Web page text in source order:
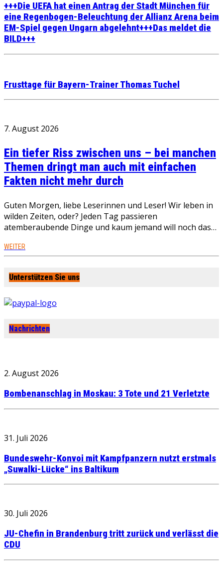
+++Die UEFA hat einen Antrag der Stadt München für
eine Regenbogen-Beleuchtung der Allianz Arena beim
EM-Spiel gegen Ungarn abgelehnt+++Das meldet die
BILD+++
Frusttage für Bayern-Trainer Thomas Tuchel
7. August 2026
Ein tiefer Riss zwischen uns – bei manchen
Themen dringt man auch mit einfachen
Fakten nicht mehr durch
Guten Morgen, liebe Leserinnen und Leser! Wir leben in
wilden Zeiten, oder? Jeden Tag passieren
atemberaubende Dinge und kaum jemand will noch das…
WEITER
Unterstützen Sie uns
Nachrichten
2. August 2026
Bombenanschlag in Moskau: 3 Tote und 21 Verletzte
31. Juli 2026
Bundeswehr-Konvoi mit Kampfpanzern nutzt erstmals
„Suwalki-Lücke“ ins Baltikum
30. Juli 2026
JU-Chefin in Brandenburg tritt zurück und verlässt die
CDU